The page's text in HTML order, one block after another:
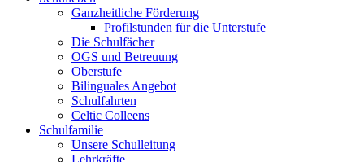
Ganzheitliche Förderung
Profilstunden für die Unterstufe
Die Schulfächer
OGS und Betreuung
Oberstufe
Bilinguales Angebot
Schulfahrten
Celtic Colleens
Schulfamilie
Unsere Schulleitung
Lehrkräfte